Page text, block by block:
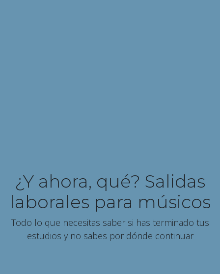
¿Y ahora, qué? Salidas
laborales para músicos
Todo lo que necesitas saber si has terminado tus
estudios y no sabes por dónde continuar